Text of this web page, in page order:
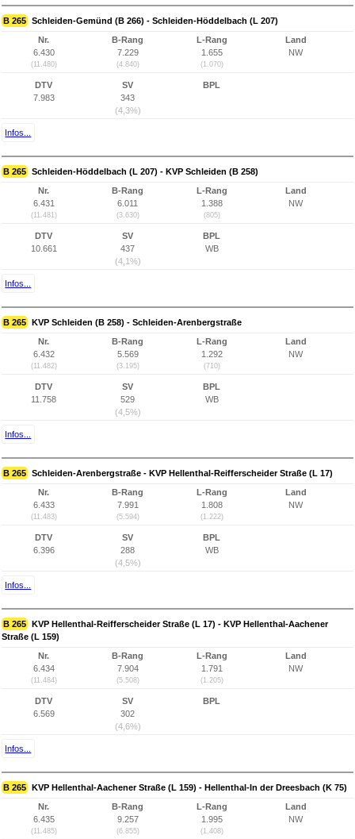
B 265 Schleiden-Gemünd (B 266) - Schleiden-Höddelbach (L 207)
Nr.
6.430
(11.480)
B-Rang
7.229
(4.840)
L-Rang
1.655
(1.070)
Land
NW
DTV
7.983
SV
343
(4,3%)
BPL
Infos...
B 265 Schleiden-Höddelbach (L 207) - KVP Schleiden (B 258)
Nr.
6.431
(11.481)
B-Rang
6.011
(3.630)
L-Rang
1.388
(805)
Land
NW
DTV
10.661
SV
437
(4,1%)
BPL
WB
Infos...
B 265 KVP Schleiden (B 258) - Schleiden-Arenbergstraße
Nr.
6.432
(11.482)
B-Rang
5.569
(3.195)
L-Rang
1.292
(710)
Land
NW
DTV
11.758
SV
529
(4,5%)
BPL
WB
Infos...
B 265 Schleiden-Arenbergstraße - KVP Hellenthal-Reifferscheider Straße (L 17)
Nr.
6.433
(11.483)
B-Rang
7.991
(5.594)
L-Rang
1.808
(1.222)
Land
NW
DTV
6.396
SV
288
(4,5%)
BPL
WB
Infos...
B 265 KVP Hellenthal-Reifferscheider Straße (L 17) - KVP Hellenthal-Aachener
Straße (L 159)
Nr.
6.434
(11.484)
B-Rang
7.904
(5.508)
L-Rang
1.791
(1.205)
Land
NW
DTV
6.569
SV
302
(4,6%)
BPL
Infos...
B 265 KVP Hellenthal-Aachener Straße (L 159) - Hellenthal-In der Dreesbach (K 75)
Nr.
6.435
(11.485)
B-Rang
9.257
(6.855)
L-Rang
1.995
(1.408)
Land
NW